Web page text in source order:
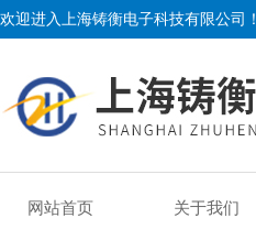
欢迎进入上海铸衡电子科技有限公司！
网站首页 关于我们